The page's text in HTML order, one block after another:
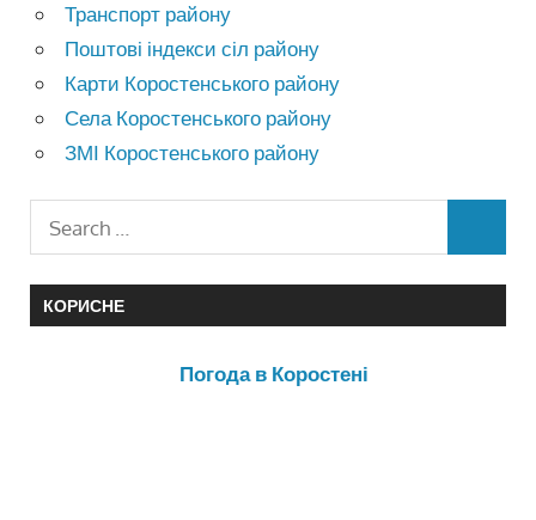
Транспорт району
Поштові індекси сіл району
Карти Коростенського району
Села Коростенського району
ЗМІ Коростенського району
КОРИСНЕ
Погода в Коростені